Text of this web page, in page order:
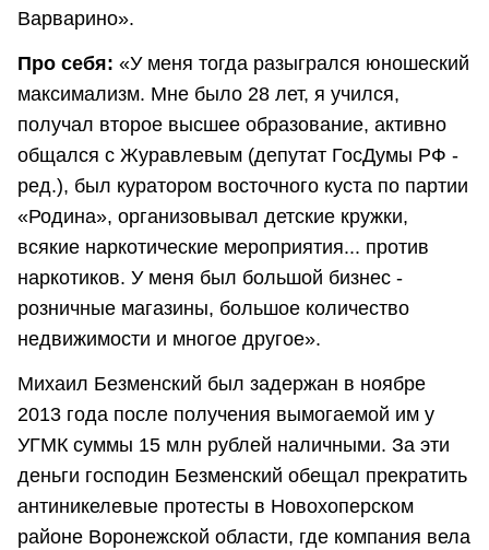
Варварино».
Про себя: «У меня тогда разыгрался юношеский
максимализм. Мне было 28 лет, я учился,
получал второе высшее образование, активно
общался с Журавлевым (депутат ГосДумы РФ -
ред.), был куратором восточного куста по партии
«Родина», организовывал детские кружки,
всякие наркотические мероприятия... против
наркотиков. У меня был большой бизнес -
розничные магазины, большое количество
недвижимости и многое другое».
Михаил Безменский был задержан в ноябре
2013 года после получения вымогаемой им у
УГМК суммы 15 млн рублей наличными. За эти
деньги господин Безменский обещал прекратить
антиникелевые протесты в Новохоперском
районе Воронежской области, где компания вела